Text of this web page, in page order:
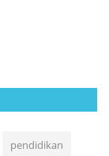
pendidikan